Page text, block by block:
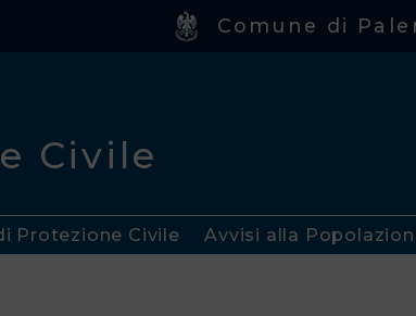
Comune di
Civile
Protezione Civile Avvisi alla